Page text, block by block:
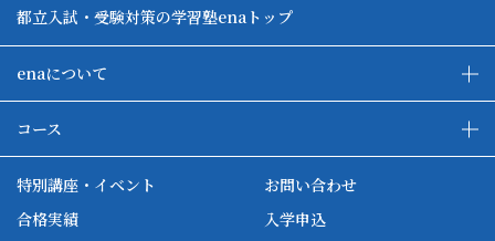
都立入試・受験対策の学習塾enaトップ
enaについて
ena本部について
ena国立タワー竣工
ena-base
新開校
コース
特別講座・イベント
合格実績
お問い合わせ
入学申込